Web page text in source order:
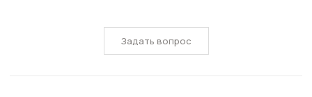
Задать вопрос